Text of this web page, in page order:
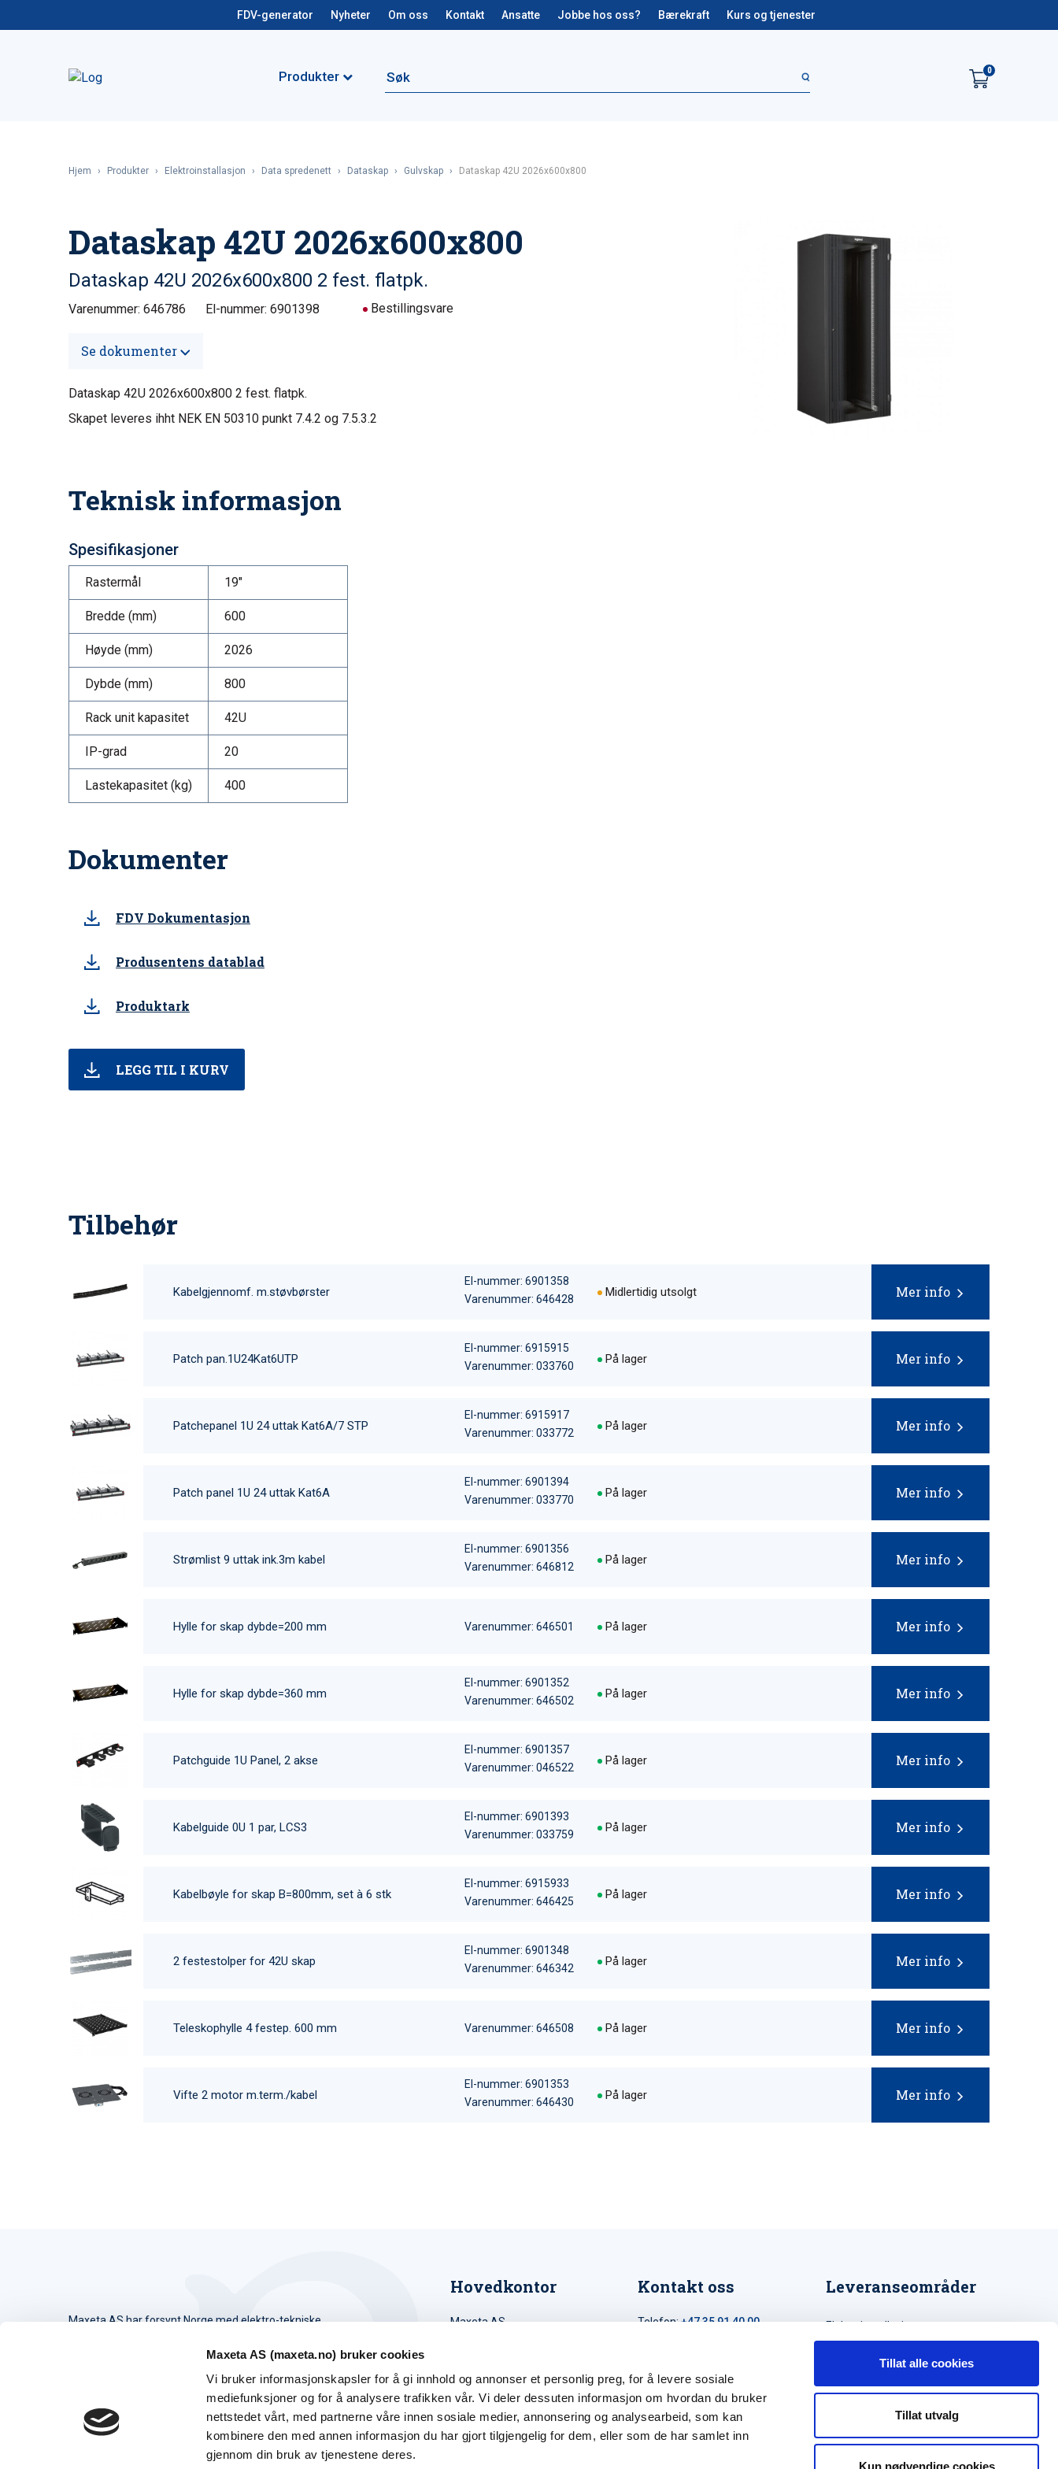
Maxeta AS (maxeta.no) bruker cookies
Vi bruker informasjonskapsler for å gi innhold og annonser et personlig preg, for å levere sosiale
mediefunksjoner og for å analysere trafikken vår. Vi deler dessuten informasjon om hvordan du bruker
nettstedet vårt, med partnerne våre innen sosiale medier, annonsering og analysearbeid, som kan
kombinere den med annen informasjon du har gjort tilgjengelig for dem, eller som de har samlet inn
gjennom din bruk av tjenestene deres.
Tillat alle cookies
Tillat utvalg
Kun nødvendige cookies
FDV-generator Nyheter Om oss Kontakt Ansatte Jobbe hos oss? Bærekraft Kurs og tjenester
Produkter 0
Hjem › Produkter › Elektroinstallasjon › Data spredenett › Dataskap › Gulvskap › Dataskap 42U 2026x600x800
Dataskap 42U 2026x600x800
Dataskap 42U 2026x600x800 2 fest. flatpk.
Varenummer: 646786 El-nummer: 6901398 Bestillingsvare
Se dokumenter
Dataskap 42U 2026x600x800 2 fest. flatpk.
Skapet leveres ihht NEK EN 50310 punkt 7.4.2 og 7.5.3.2
Teknisk informasjon
Spesifikasjoner
Rastermål 19"
Bredde (mm) 600
Høyde (mm) 2026
Dybde (mm) 800
Rack unit kapasitet 42U
IP-grad 20
Lastekapasitet (kg) 400
Dokumenter
FDV Dokumentasjon
Produsentens datablad
Produktark
LEGG TIL I KURV
Tilbehør
Kabelgjennomf. m.støvbørster
El-nummer: 6901358
Varenummer: 646428
Midlertidig utsolgt Mer info
Patch pan.1U24Kat6UTP
El-nummer: 6915915
Varenummer: 033760
På lager Mer info
Patchepanel 1U 24 uttak Kat6A/7 STP
El-nummer: 6915917
Varenummer: 033772
På lager Mer info
Patch panel 1U 24 uttak Kat6A
El-nummer: 6901394
Varenummer: 033770
På lager Mer info
Strømlist 9 uttak ink.3m kabel
El-nummer: 6901356
Varenummer: 646812
På lager Mer info
Hylle for skap dybde=200 mm Varenummer: 646501 På lager Mer info
Hylle for skap dybde=360 mm
El-nummer: 6901352
Varenummer: 646502
På lager Mer info
Patchguide 1U Panel, 2 akse
El-nummer: 6901357
Varenummer: 046522
På lager Mer info
Kabelguide 0U 1 par, LCS3
El-nummer: 6901393
Varenummer: 033759
På lager Mer info
Kabelbøyle for skap B=800mm, set à 6 stk
El-nummer: 6915933
Varenummer: 646425
På lager Mer info
2 festestolper for 42U skap
El-nummer: 6901348
Varenummer: 646342
På lager Mer info
Teleskophylle 4 festep. 600 mm Varenummer: 646508 På lager Mer info
Vifte 2 motor m.term./kabel
El-nummer: 6901353
Varenummer: 646430
På lager Mer info
Maxeta AS har forsynt Norge med elektro-tekniske
© 2026 Maxeta AS. Alle rettigheter reservert.
Hovedkontor
Maxeta AS
Åpningstider
Man - fre 0800 - 1600
Kontakt oss
Telefon:+47 35 91 40 00
Leveranseområder
Elektroinstallasjon